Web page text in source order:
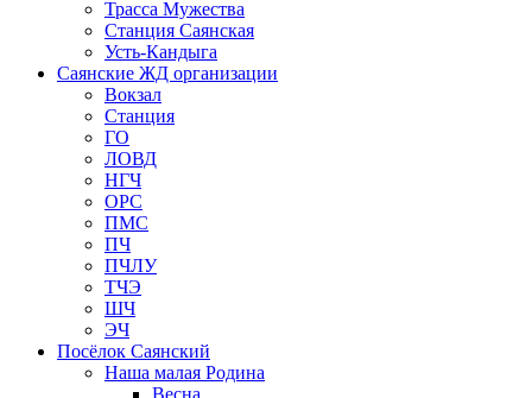
Трасса Мужества
Станция Саянская
Усть-Кандыга
Саянские ЖД организации
Вокзал
Станция
ГО
ЛОВД
НГЧ
ОРС
ПМС
ПЧ
ПЧЛУ
ТЧЭ
ШЧ
ЭЧ
Посёлок Саянский
Наша малая Родина
Весна